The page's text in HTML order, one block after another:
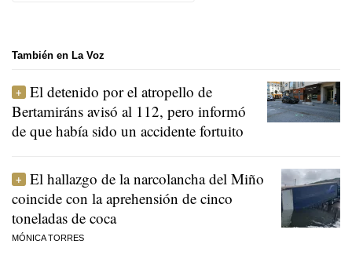
También en La Voz
El detenido por el atropello de
Bertamiráns avisó al 112, pero informó
de que había sido un accidente fortuito
El hallazgo de la narcolancha del Miño
coincide con la aprehensión de cinco
toneladas de coca
MÓNICA TORRES